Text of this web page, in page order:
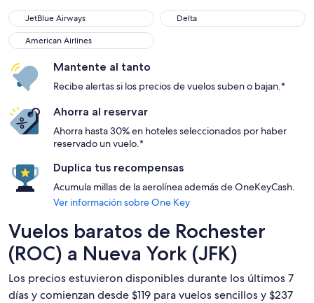
JetBlue Airways
JetBlue Airways Delta
Delta
American Airlines
American Airlines
Mantente al tanto
Recibe alertas si los precios de vuelos suben o bajan.*
Ahorra al reservar
Ahorra hasta 30% en hoteles seleccionados por haber
reservado un vuelo.*
Duplica tus recompensas
Acumula millas de la aerolínea además de OneKeyCash.
Ver información sobre One Key
Vuelos baratos de Rochester
(ROC) a Nueva York (JFK)
Los precios estuvieron disponibles durante los últimos 7
días y comienzan desde $119 para vuelos sencillos y $237